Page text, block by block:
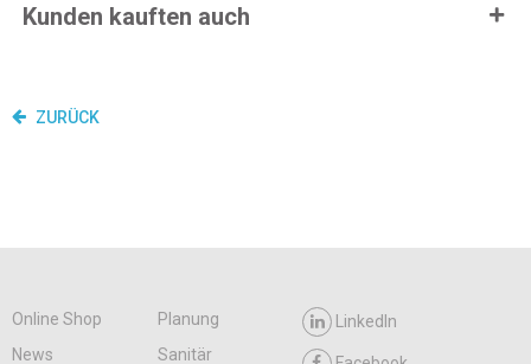
Kunden kauften auch
ZURÜCK
Online Shop
Planung
News
Sanitär
LinkedIn